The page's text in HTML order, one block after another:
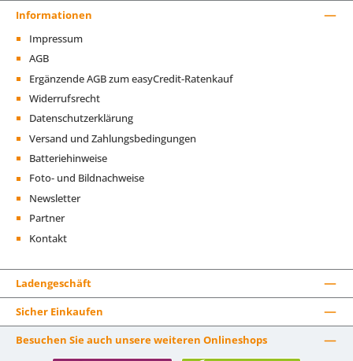
Informationen
Impressum
AGB
Ergänzende AGB zum easyCredit-Ratenkauf
Widerrufsrecht
Datenschutzerklärung
Versand und Zahlungsbedingungen
Batteriehinweise
Foto- und Bildnachweise
Newsletter
Partner
Kontakt
Ladengeschäft
Sicher Einkaufen
Besuchen Sie auch unsere weiteren Onlineshops